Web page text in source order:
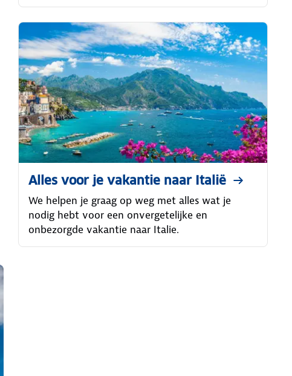
Alles voor je vakantie naar Italië
We helpen je graag op weg met alles wat je
nodig hebt voor een onvergetelijke en
onbezorgde vakantie naar Italie.